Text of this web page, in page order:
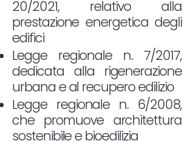
20/2021, relativo alla
prestazione energetica degli
edifici
Legge regionale n. 7/2017,
dedicata alla rigenerazione
urbana e al recupero edilizio
Legge regionale n. 6/2008,
che promuove architettura
sostenibile e bioedilizia